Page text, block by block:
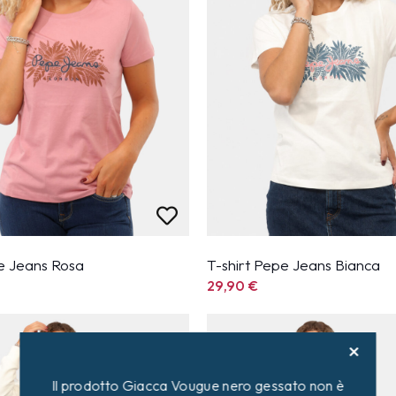
Jeans Rosa T-shirt Pepe Jeans Bianca
29,90€
Il prodotto Giacca Vougue nero gessato non è